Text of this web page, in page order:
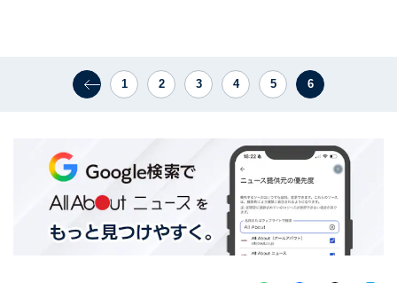
1 2 3 4 5 6